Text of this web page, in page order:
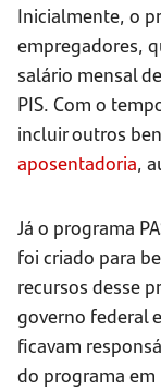
Inicialmente, o
empregadores,
salário mensal
PIS. Com o
incluir outros
aposentadoria,
Já o programa
foi criado para
recursos desse
governo federal
ficavam
do programa